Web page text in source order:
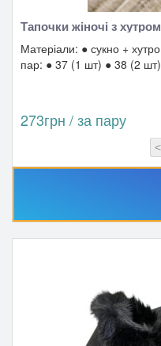
Тапочки жіночі з
Матеріали: ● сукно +
пар: ● 37 (1 шт) ● 38 (2
273грн / за пару
<